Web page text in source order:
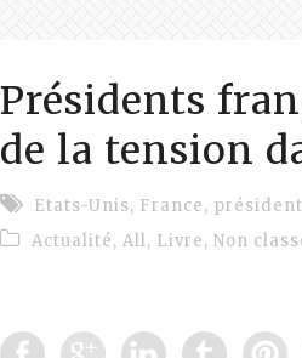
Présidents
de la tension
Etats-Unis, France, président
Actualité, All, Livre, Non